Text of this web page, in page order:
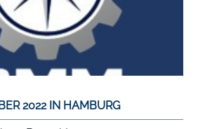
2022 IN HAMBURG